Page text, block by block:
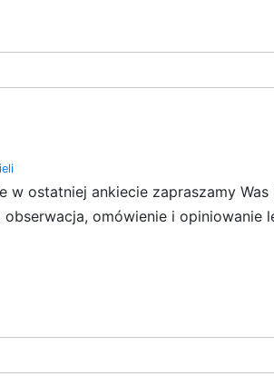
ostatniej ankiecie zapraszamy Was
omówienie i opiniowanie